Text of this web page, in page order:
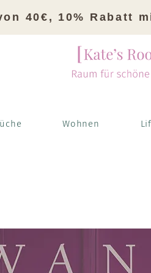
40€, 10% Rabatt
Wohnen